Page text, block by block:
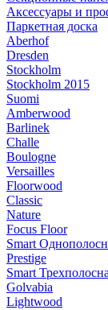
Аксессуары и
Паркетная доска
Aberhof
Dresden
Stockholm
Stockholm 2015
Suomi
Amberwood
Barlinek
Challe
Boulogne
Versailles
Floorwood
Classic
Nature
Focus Floor
Smart
Prestige
Smart
Golvabia
Lightwood